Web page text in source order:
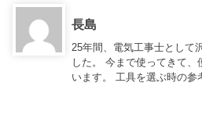
長島
25年間、電気工事士として
した。 今まで使ってきて
います。 工具を選ぶ時の参